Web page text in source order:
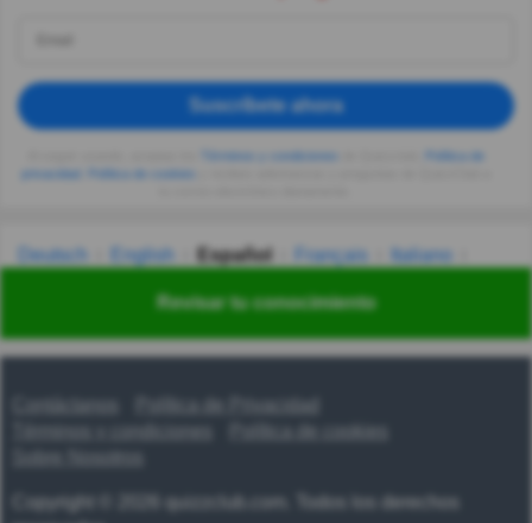
Revisar tu conocimiento
Suscríbete ahora
Deutsch English Español Français
Italiano
Українська हिन्दी 한국어 汉语
Contáctanos
Política de Privacidad
Términos y condiciones
Copyright © 2026 quizzclub.com. Todos los derechos